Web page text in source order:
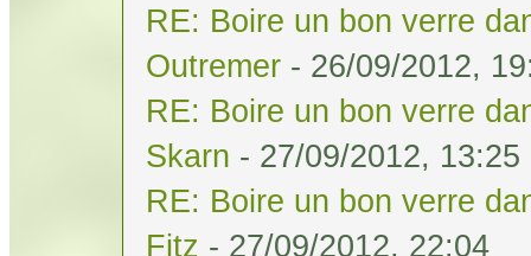
RE: Boire un bon verre
Outremer - 26/09/2012,
RE: Boire un bon verre
Skarn - 27/09/2012, 13:25
RE: Boire un bon verre
Fitz - 27/09/2012, 22:04